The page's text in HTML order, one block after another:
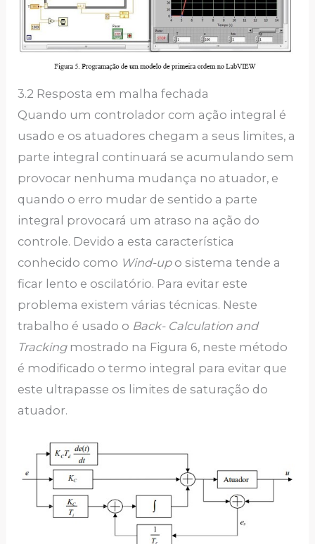
3.2 Resposta em malha fechada
Quando um controlador com ação integral é
usado e os atuadores chegam a seus limites, a
parte integral continuará se acumulando sem
provocar nenhuma mudança no atuador, e
quando o erro mudar de sentido a parte
integral provocará um atraso na ação do
controle. Devido a esta característica
conhecido como Wind-up o sistema tende a
ficar lento e oscilatório. Para evitar este
problema existem várias técnicas. Neste
trabalho é usado o Back- Calculation and
Tracking mostrado na Figura 6, neste método
é modificado o termo integral para evitar que
este ultrapasse os limites de saturação do
atuador.